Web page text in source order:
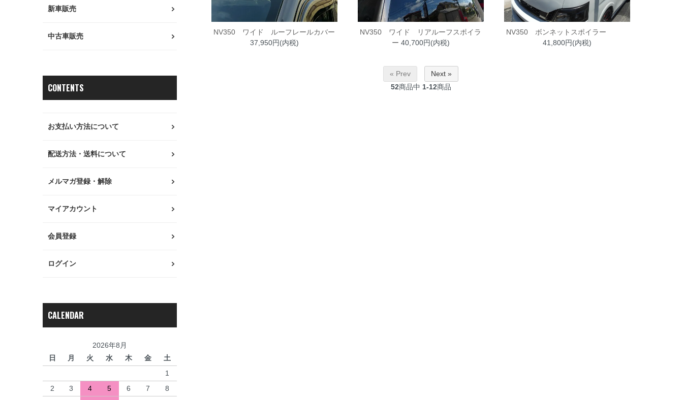
NV350 ワイド ルーフレールカバー
37,950円(内税)
NV350 ワイド リアルーフスポイラ
ー 40,700円(内税)
NV350 ボンネットスポイラー
41,800円(内税)
« Prev
Next »
52商品中 1-12商品
新車販売
中古車販売
CONTENTS
お支払い方法について
配送方法・送料について
メルマガ登録・解除
マイアカウント
会員登録
ログイン
CALENDAR
2026年8月
日
月 火 水 木 金
土
1
2
3 4 5 6 7
8